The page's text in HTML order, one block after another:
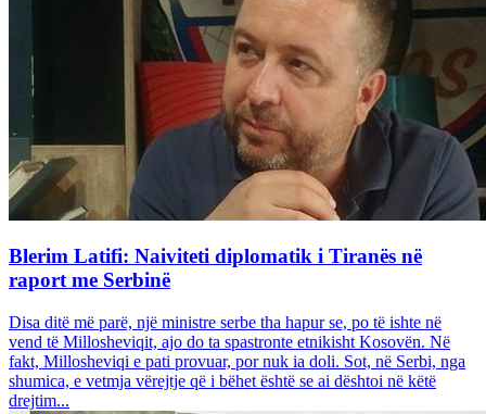
Blerim Latifi: Naiviteti diplomatik i Tiranës në
raport me Serbinë
Disa ditë më parë, një ministre serbe tha hapur se, po të ishte në
vend të Millosheviqit, ajo do ta spastronte etnikisht Kosovën. Në
fakt, Millosheviqi e pati provuar, por nuk ia doli. Sot, në Serbi, nga
shumica, e vetmja vërejtje që i bëhet është se ai dështoi në këtë
drejtim...